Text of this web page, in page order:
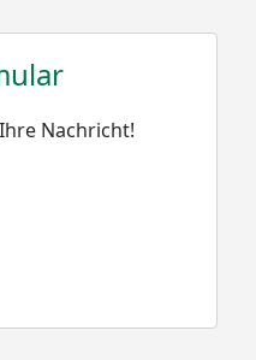
Nachricht!